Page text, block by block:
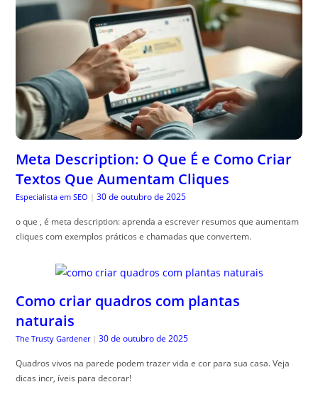
Meta Description: O Que É e Como Criar
Textos Que Aumentam Cliques
Especialista em SEO | 30 de outubro de 2025
o que , é meta description: aprenda a escrever resumos que aumentam
cliques com exemplos práticos e chamadas que convertem.
Como criar quadros com plantas
naturais
The Trusty Gardener | 30 de outubro de 2025
Quadros vivos na parede podem trazer vida e cor para sua casa. Veja
dicas incr, íveis para decorar!